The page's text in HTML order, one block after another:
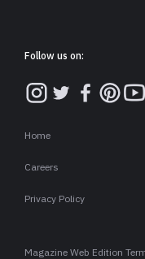
Follow us on:
Home
Careers
Privacy Policy
Magazine Web Edition